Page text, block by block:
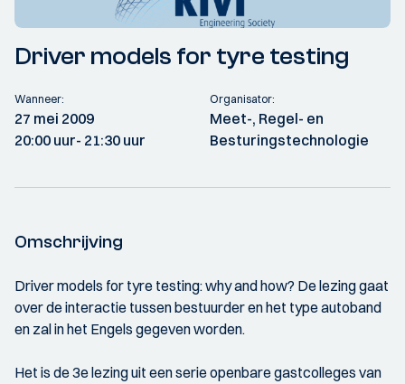
Driver models for tyre testing
Wanneer:
27 mei 2009
20:00 uur- 21:30 uur
Organisator:
Meet-, Regel- en
Besturingstechnologie
Omschrijving
Driver models for tyre testing: why and how? De lezing gaat
over de interactie tussen bestuurder en het type autoband
en zal in het Engels gegeven worden.
Het is de 3e lezing uit een serie openbare gastcolleges van